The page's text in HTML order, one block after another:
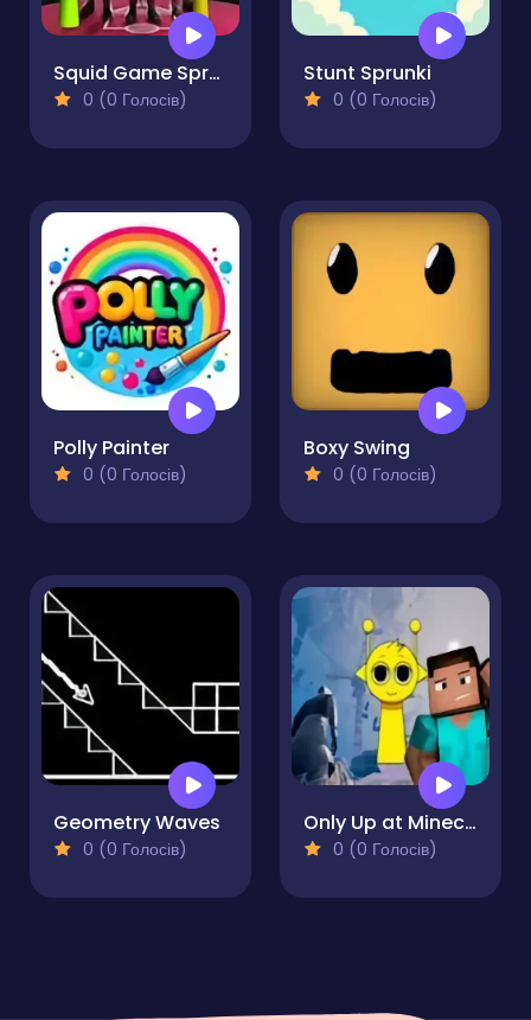
Squid Game Sprunki FNF Battle
0 (0 Голосів)
Stunt Sprunki
0 (0 Голосів)
Polly Painter
0 (0 Голосів)
Boxy Swing
0 (0 Голосів)
Geometry Waves
0 (0 Голосів)
Only Up at Minecraft & Sprunki
0 (0 Голосів)